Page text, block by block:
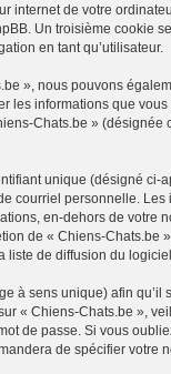
internet de votre
Un troisième cookie
en tant qu’utilisateur.
», nous pouvons
les informations que
Chats.be »
unique (désigné ci-
courriel personnelle.
en-dehors de votre
de « Chiens-Chats.be
de diffusion du
à sens unique) afin
« Chiens-Chats.be »,
de passe. Si vous
de spécifier votre